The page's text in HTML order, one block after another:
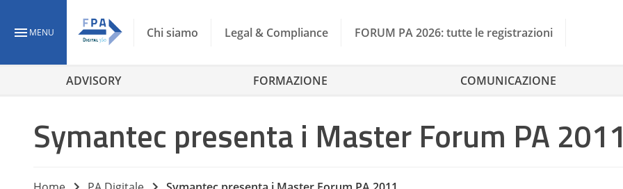
MENU Chi siamo Legal & Compliance FORUM PA 2026: tutte le registrazioni
ADVISORY FORMAZIONE COMUNICAZIONE
Symantec presenta i Master Forum PA 2011